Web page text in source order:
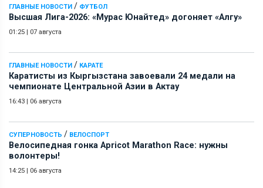
ГЛАВНЫЕ НОВОСТИ / ФУТБОЛ
Высшая Лига-2026: «Мурас Юнайтед» догоняет «Алгу»
01:25 | 07 августа
ГЛАВНЫЕ НОВОСТИ / КАРАТЕ
Каратисты из Кыргызстана завоевали 24 медали на
чемпионате Центральной Азии в Актау
16:43 | 06 августа
СУПЕРНОВОСТЬ / ВЕЛОСПОРТ
Велосипедная гонка Apricot Marathon Race: нужны
волонтеры!
14:25 | 06 августа